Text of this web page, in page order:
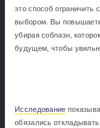
это способ
выбором. Вы
убирая соблазн,
будущем, чтобы
Исследование
обязались